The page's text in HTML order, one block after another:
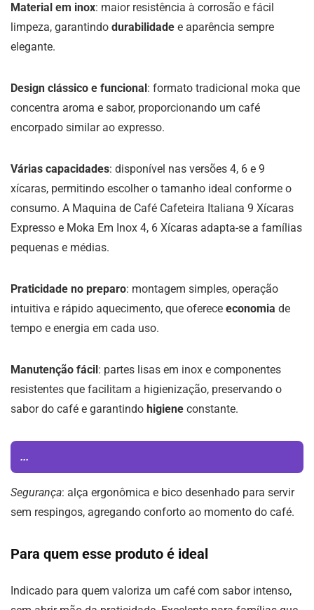
Material em inox: maior resistência à corrosão e fácil
limpeza, garantindo durabilidade e aparência sempre
elegante.
Design clássico e funcional: formato tradicional moka que
concentra aroma e sabor, proporcionando um café
encorpado similar ao expresso.
Várias capacidades: disponível nas versões 4, 6 e 9
xícaras, permitindo escolher o tamanho ideal conforme o
consumo. A Maquina de Café Cafeteira Italiana 9 Xícaras
Expresso e Moka Em Inox 4, 6 Xícaras adapta-se a famílias
pequenas e médias.
Praticidade no preparo: montagem simples, operação
intuitiva e rápido aquecimento, que oferece economia de
tempo e energia em cada uso.
Manutenção fácil: partes lisas em inox e componentes
resistentes que facilitam a higienização, preservando o
sabor do café e garantindo higiene constante.
...
Segurança: alça ergonômica e bico desenhado para servir
sem respingos, agregando conforto ao momento do café.
Para quem esse produto é ideal
Indicado para quem valoriza um café com sabor intenso,